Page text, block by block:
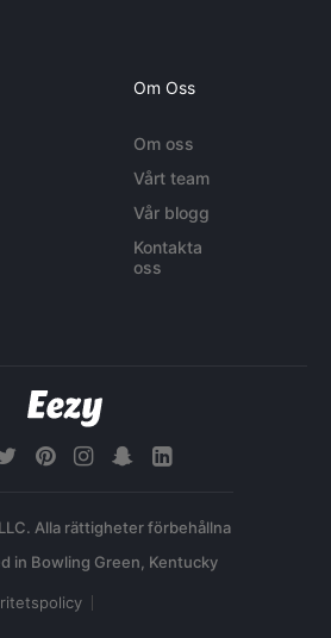
Om Oss
Om oss
Vårt team
Vår blogg
Kontakta
oss
Alla rättigheter förbehållna